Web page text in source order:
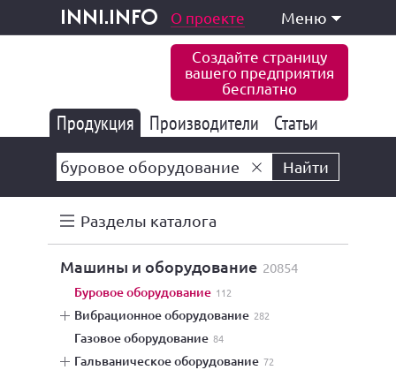
inni.info
и услуги О проекте Меню
Создайте страницу
вашего предприятия
бесплатно
Продукция 177 847
Производители 6 777
Статьи
Найти
Разделы каталога
машины и оборудование 20854
буровое оборудование 112
вибрационное оборудование 282
газовое оборудование 84
гальваническое оборудование 72